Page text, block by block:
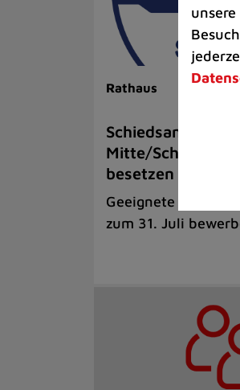
Rathaus
Schiedsamt für
Mitte/
besetzen
Geeignete
zum 31. Juli